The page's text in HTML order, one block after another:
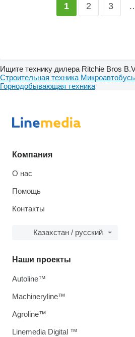
1 2 3
Ищите технику дилера Ritchie Bros
Строительная техника
Горнодобывающая техника
Компания
О нас
Помощь
Контакты
Казахстан / русский
Наши проекты
Autoline™
Machineryline™
Agroline™
Linemedia Digital ™